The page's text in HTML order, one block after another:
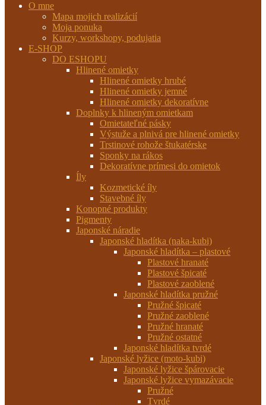
O mne
Mapa mojich realizácií
Moja ponuka
Kurzy, workshopy, podujatia
E-SHOP
DO ESHOPU
Hlinené omietky
Hlinené omietky hrubé
Hlinené omietky jemné
Hlinené omietky dekoratívne
Doplnky k hlineným omietkam
Omietateľné pásky
Výstuže a plnivá pre hlinené omietky
Trstinové rohože štukatérske
Sponky na rákos
Dekoratívne prímesi do omietok
Íly
Kozmetické íly
Stavebné íly
Konopné produkty
Pigmenty
Japonské náradie
Japonské hladítka (naka-kubi)
Japonské hladítka – plastové
Plastové hranaté
Plastové špicaté
Plastové zaoblené
Japonské hladítka pružné
Pružné špicaté
Pružné zaoblené
Pružné hranaté
Pružné ostatné
Japonské hladítka tvrdé
Japonské lyžice (moto-kubi)
Japonské lyžice špárovacie
Japonské lyžice vymazávacie
Pružné
Tvrdé